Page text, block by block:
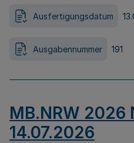
Ausfertigungsdatum
Ausgabennummer 191
MB.NRW 2026
14.07.2026